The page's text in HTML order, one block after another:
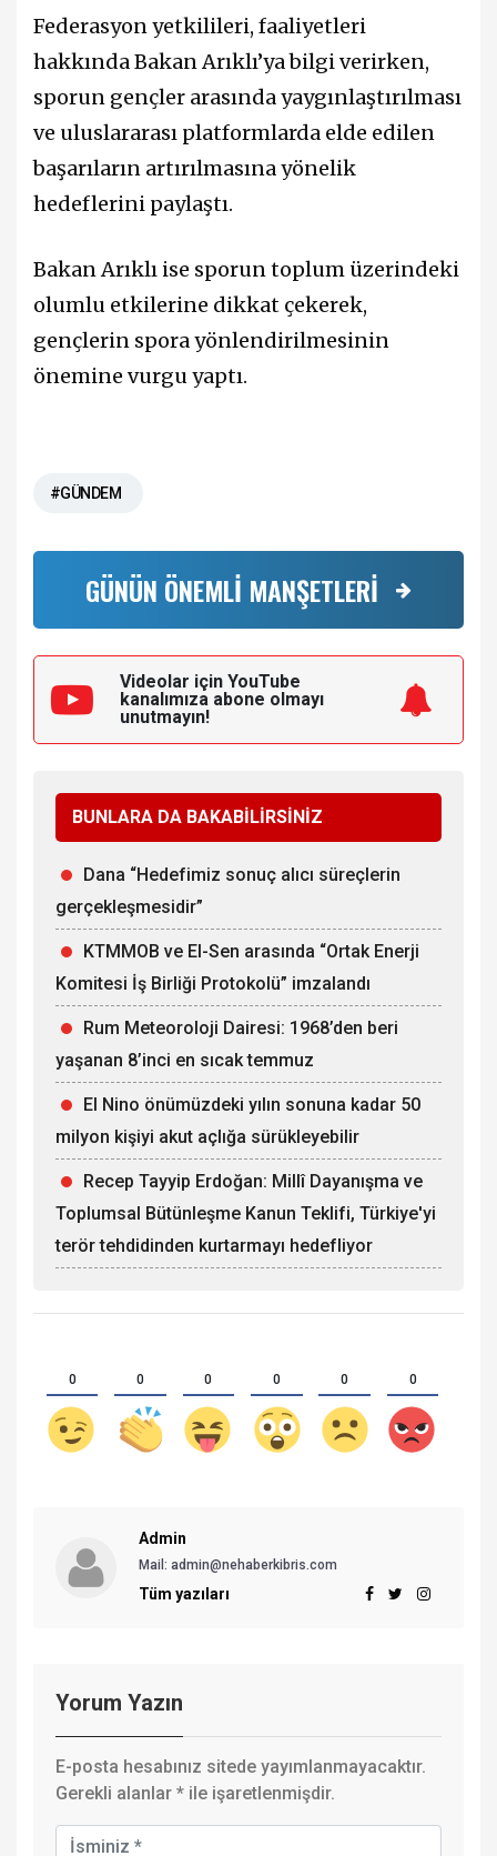
Federasyon yetkilileri, faaliyetleri
hakkında Bakan Arıklı’ya bilgi verirken,
sporun gençler arasında yaygınlaştırılması
ve uluslararası platformlarda elde edilen
başarıların artırılmasına yönelik
hedeflerini paylaştı.
Bakan Arıklı ise sporun toplum üzerindeki
olumlu etkilerine dikkat çekerek,
gençlerin spora yönlendirilmesinin
önemine vurgu yaptı.
#GÜNDEM
GÜNÜN ÖNEMLİ MANŞETLERİ
Videolar için YouTube
kanalımıza abone olmayı
unutmayın!
BUNLARA DA BAKABİLİRSİNİZ
Dana “Hedefimiz sonuç alıcı süreçlerin
gerçekleşmesidir”
KTMMOB ve El-Sen arasında “Ortak Enerji
Komitesi İş Birliği Protokolü” imzalandı
Rum Meteoroloji Dairesi: 1968’den beri
yaşanan 8’inci en sıcak temmuz
El Nino önümüzdeki yılın sonuna kadar 50
milyon kişiyi akut açlığa sürükleyebilir
Recep Tayyip Erdoğan: Millî Dayanışma ve
Toplumsal Bütünleşme Kanun Teklifi, Türkiye'yi
terör tehdidinden kurtarmayı hedefliyor
0 0 0 0 0 0
Admin
Mail: admin@nehaberkibris.com
Tüm yazıları
Yorum Yazın
E-posta hesabınız sitede yayımlanmayacaktır.
Gerekli alanlar * ile işaretlenmişdir.